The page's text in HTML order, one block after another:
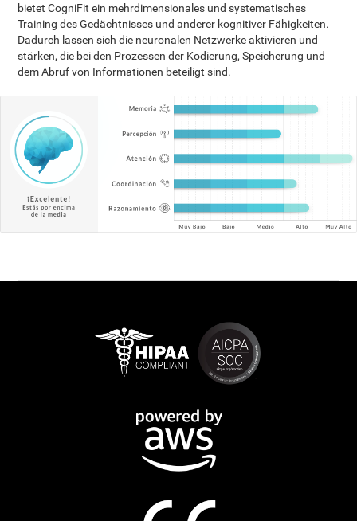
bietet CogniFit ein mehrdimensionales und systematisches
Training des Gedächtnisses und anderer kognitiver Fähigkeiten.
Dadurch lassen sich die neuronalen Netzwerke aktivieren und
stärken, die bei den Prozessen der Kodierung, Speicherung und
dem Abruf von Informationen beteiligt sind.